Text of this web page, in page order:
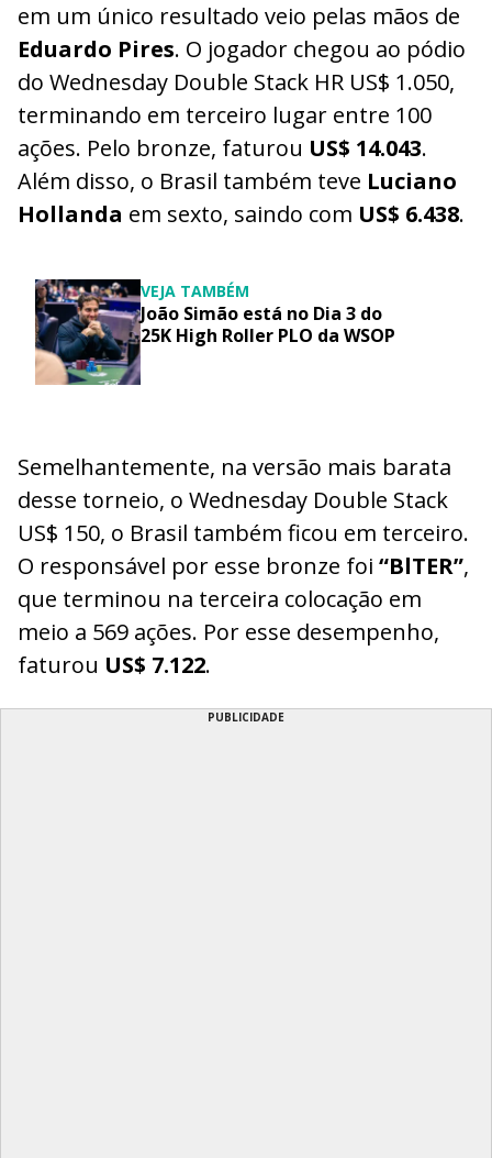
em um único resultado veio pelas mãos de
Eduardo Pires. O jogador chegou ao pódio
do Wednesday Double Stack HR US$ 1.050,
terminando em terceiro lugar entre 100
ações. Pelo bronze, faturou US$ 14.043.
Além disso, o Brasil também teve Luciano
Hollanda em sexto, saindo com US$ 6.438.
VEJA TAMBÉM
João Simão está no Dia 3 do
25K High Roller PLO da WSOP
Semelhantemente, na versão mais barata
desse torneio, o Wednesday Double Stack
US$ 150, o Brasil também ficou em terceiro.
O responsável por esse bronze foi “BlTER”,
que terminou na terceira colocação em
meio a 569 ações. Por esse desempenho,
faturou US$ 7.122.
PUBLICIDADE